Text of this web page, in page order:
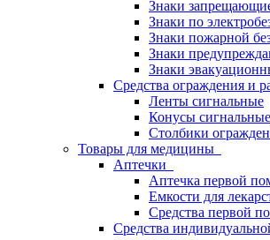
Знаки
Знаки по
Знаки пожарной
Знаки
Знаки
Средства ограждения и
Ленты сигнальные
Конусы сигнальные
Столбики
Товары для медицины
Аптечки
Аптечка первой
Емкости для
Средства первой
Средства